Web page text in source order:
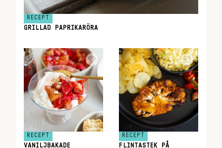
RECEPT
GRILLAD PAPRIKARÖRA
RECEPT
VANILJBAKADE
RECEPT
FLINTASTEK PÅ